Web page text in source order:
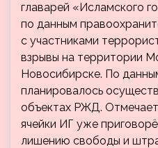
главарей «Исламского
по данным
с участниками
взрывы на территории
Новосибирске. По
планировалось
объектах РЖД.
ячейки ИГ уже
лишению свободы и